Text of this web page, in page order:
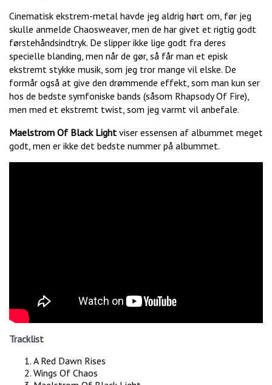
Cinematisk ekstrem-metal havde jeg aldrig hørt om, før jeg
skulle anmelde Chaosweaver, men de har givet et rigtig godt
førstehåndsindtryk. De slipper ikke lige godt fra deres
specielle blanding, men når de gør, så får man et episk
ekstremt stykke musik, som jeg tror mange vil elske. De
formår også at give den drømmende effekt, som man kun ser
hos de bedste symfoniske bands (såsom Rhapsody Of Fire),
men med et ekstremt twist, som jeg varmt vil anbefale.
Maelstrom Of Black Light viser essensen af albummet meget
godt, men er ikke det bedste nummer på albummet.
Tracklist
A Red Dawn Rises
Wings Of Chaos